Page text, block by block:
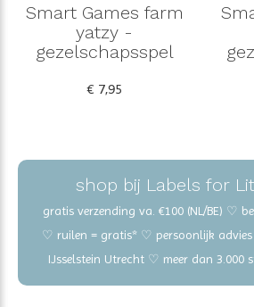
Smart Games farm
yatzy -
gezelschapsspel
€ 7,95
shop bij Labels for
gratis verzending va. €100 (NL/BE) ♡
♡ ruilen = gratis* ♡ persoonlijk
IJsselstein Utrecht ♡ meer dan 3.000